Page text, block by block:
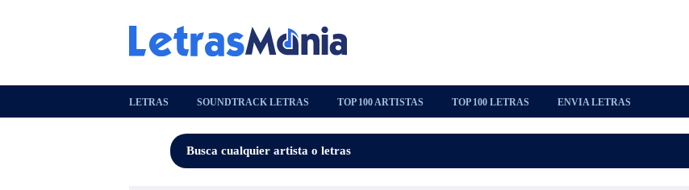
LETRAS SOUNDTRACK LETRAS TOP 100 ARTISTAS TOP 100 LETRAS ENVIA LETRAS